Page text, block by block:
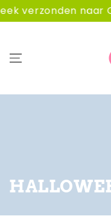
GA NAAR
CONTENT